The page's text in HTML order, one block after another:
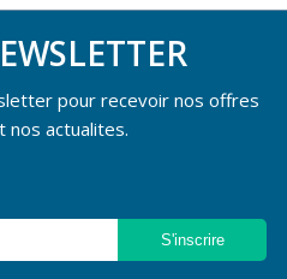
pour recevoir nos offres
nos actualites.